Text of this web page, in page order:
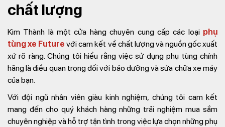
chất lượng
Kim Thành là một cửa hàng chuyên cung cấp các loại phụ
tùng xe Future với cam kết về chất lượng và nguồn gốc xuất
xứ rõ ràng. Chúng tôi hiểu rằng việc sử dụng phụ tùng chính
hãng là điều quan trọng đối với bảo dưỡng và sửa chữa xe máy
của bạn.
Với đội ngũ nhân viên giàu kinh nghiệm, chúng tôi cam kết
mang đến cho quý khách hàng những trải nghiệm mua sắm
chuyên nghiệp và hỗ trợ tận tình trong việc lựa chọn những phụ